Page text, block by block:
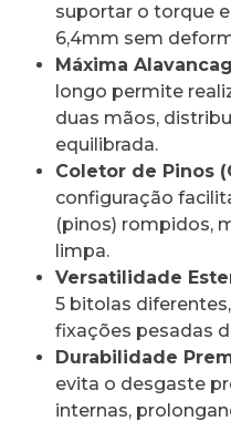
suportar o torque
6,4mm sem
Máxima
longo permite
duas mãos,
equilibrada.
Coletor de Pinos
configuração
(pinos) rompidos,
limpa.
Versatilidade
5 bitolas
fixações pesadas
Durabilidade
evita o desgaste
internas,